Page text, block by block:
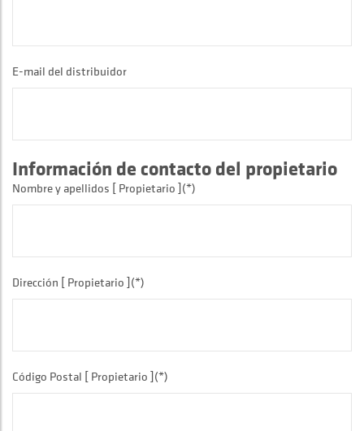
E-mail del distribuidor
Información de contacto del propietario
Nombre y apellidos [ Propietario ](*)
Dirección [ Propietario ](*)
Código Postal [ Propietario ](*)